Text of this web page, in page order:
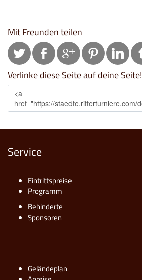
Mit Freunden teilen
Verlinke diese Seite auf deine Seite!
Service
Eintrittspreise
Programm
Behinderte
Sponsoren
Geländeplan